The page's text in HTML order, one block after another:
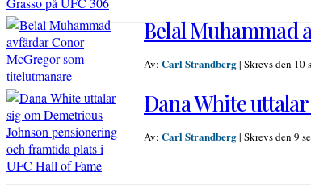
Belal Muhammad
Av: Carl Strandberg| Skrevs den 10
Dana White
Av: Carl Strandberg| Skrevs den 9